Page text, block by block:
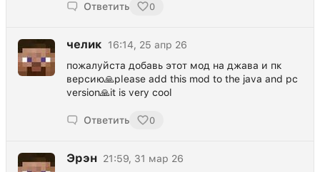
Ответить 0
челик
16:14, 25 апр 26
пожалуйста добавь этот мод на джава и пк
версию🙏please add this mod to the java and pc
version🙏it is very cool
Ответить 0
Эрэн 21:59, 31 мар 26